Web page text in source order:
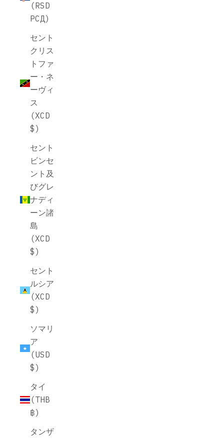
(RSD
РСД)
セント
クリス
トファ
ー・ネ
ーヴィ
ス
(XCD
$)
セント
ビンセ
ント及
びグレ
ナディ
ーン諸
島
(XCD
$)
セント
ルシア
(XCD
$)
ソマリ
ア
(USD
$)
タイ
(THB
฿)
タンザ